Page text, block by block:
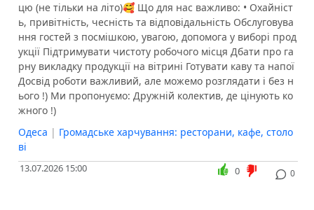
цю (не тільки на літо)🥰️ Що для нас важливо: • Охайніст
ь, привітність, чесність та відповідальність Обслуговува
ння гостей з посмішкою, увагою, допомога у виборі прод
укції Підтримувати чистоту робочого місця Дбати про га
рну викладку продукції на вітрині Готувати каву та напої
Досвід роботи важливий, але можемо розглядати і без н
ього !) Ми пропонуємо: Дружній колектив, де цінують ко
жного !)
Одеса | Громадське харчування: ресторани, кафе, столо
ві
13.07.2026 15:00 0
0